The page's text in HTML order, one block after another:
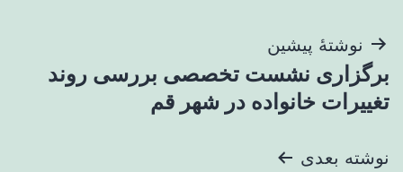
راهبری
نوشته
نوشتهٔ پیشین
برگزاری نشست تخصصی بررسی روند
تغییرات خانواده در شهر قم
نوشته بعدی